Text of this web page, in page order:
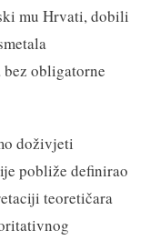
mu Hrvati, dobili
bez obligatorne
doživjeti
pobliže definirao
teoretičara